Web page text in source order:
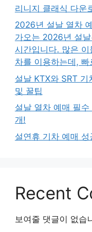
리니지 클래식 다운
2026년 설날 열차
가오는 2026년 설
시간입니다. 많은
차를 이용하는데,
설날 KTX와 SRT 기
및 꿀팁
설날 열차 예매 필
개!
설연휴 기차 예매
Recent
보여줄 댓글이 없습